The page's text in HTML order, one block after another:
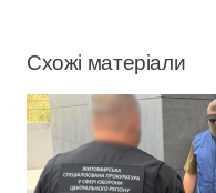
Схожі матеріали